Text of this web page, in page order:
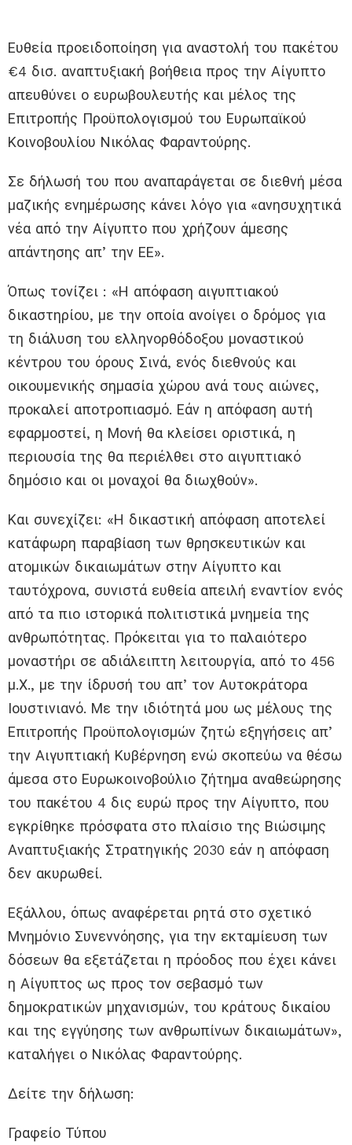
Ευθεία προειδοποίηση για αναστολή του πακέτου
€4 δισ. αναπτυξιακή βοήθεια προς την Αίγυπτο
απευθύνει ο ευρωβουλευτής και μέλος της
Επιτροπής Προϋπολογισμού του Ευρωπαϊκού
Κοινοβουλίου Νικόλας Φαραντούρης.
Σε δήλωσή του που αναπαράγεται σε διεθνή μέσα
μαζικής ενημέρωσης κάνει λόγο για «ανησυχητικά
νέα από την Αίγυπτο που χρήζουν άμεσης
απάντησης απ’ την ΕΕ».
Όπως τονίζει : «Η απόφαση αιγυπτιακού
δικαστηρίου, με την οποία ανοίγει ο δρόμος για
τη διάλυση του ελληνορθόδοξου μοναστικού
κέντρου του όρους Σινά, ενός διεθνούς και
οικουμενικής σημασία χώρου ανά τους αιώνες,
προκαλεί αποτροπιασμό. Εάν η απόφαση αυτή
εφαρμοστεί, η Μονή θα κλείσει οριστικά, η
περιουσία της θα περιέλθει στο αιγυπτιακό
δημόσιο και οι μοναχοί θα διωχθούν».
Και συνεχίζει: «Η δικαστική απόφαση αποτελεί
κατάφωρη παραβίαση των θρησκευτικών και
ατομικών δικαιωμάτων στην Αίγυπτο και
ταυτόχρονα, συνιστά ευθεία απειλή εναντίον ενός
από τα πιο ιστορικά πολιτιστικά μνημεία της
ανθρωπότητας. Πρόκειται για το παλαιότερο
μοναστήρι σε αδιάλειπτη λειτουργία, από το 456
μ.Χ., με την ίδρυσή του απ’ τον Αυτοκράτορα
Ιουστινιανό. Με την ιδιότητά μου ως μέλους της
Επιτροπής Προϋπολογισμών ζητώ εξηγήσεις απ’
την Αιγυπτιακή Κυβέρνηση ενώ σκοπεύω να θέσω
άμεσα στο Ευρωκοινοβούλιο ζήτημα αναθεώρησης
του πακέτου 4 δις ευρώ προς την Αίγυπτο, που
εγκρίθηκε πρόσφατα στο πλαίσιο της Βιώσιμης
Αναπτυξιακής Στρατηγικής 2030 εάν η απόφαση
δεν ακυρωθεί.
Εξάλλου, όπως αναφέρεται ρητά στο σχετικό
Μνημόνιο Συνεννόησης, για την εκταμίευση των
δόσεων θα εξετάζεται η πρόοδος που έχει κάνει
η Αίγυπτος ως προς τον σεβασμό των
δημοκρατικών μηχανισμών, του κράτους δικαίου
και της εγγύησης των ανθρωπίνων δικαιωμάτων»,
καταλήγει ο Νικόλας Φαραντούρης.
Δείτε την δήλωση:
Γραφείο Τύπου